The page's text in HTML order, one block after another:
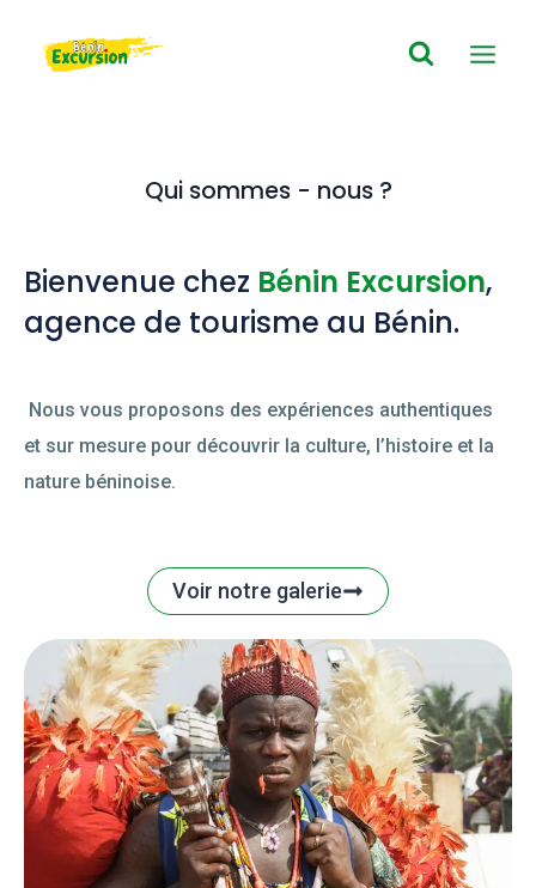
Qui sommes - nous ?
Bienvenue chez Bénin Excursion,
agence de tourisme au Bénin.
Nous vous proposons des expériences authentiques
et sur mesure pour découvrir la culture, l’histoire et la
nature béninoise.
Voir notre galerie